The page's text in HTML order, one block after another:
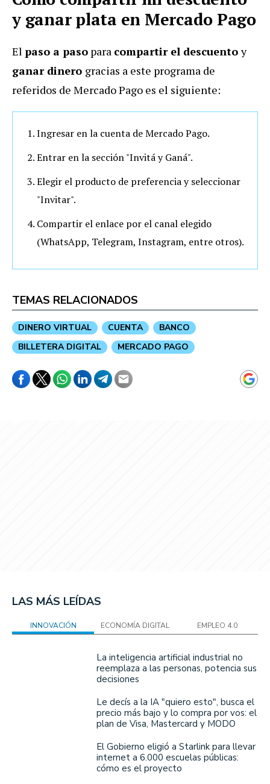
y ganar plata en Mercado Pago
El paso a paso para compartir el descuentoy
ganar dinero gracias a este programa de
referidos de Mercado Pago es el siguiente:
Ingresar en la cuenta de Mercado Pago.
Entrar en la sección "Invitá y Ganá".
Elegir el producto de preferencia y seleccionar
"Invitar".
Compartir el enlace por el canal elegido
(WhatsApp, Telegram, Instagram, entre otros).
TEMAS RELACIONADOS
DINERO VIRTUAL CUENTA
BANCO
BILLETERA DIGITAL
MERCADO PAGO
LAS MÁS LEÍDAS
INNOVACIÓN ECONOMÍA DIGITAL EMPLEO 4.0
La inteligencia artificial industrial no
reemplaza a las personas, potencia sus
decisiones
Le decís a la IA "quiero esto", busca el
precio más bajo y lo compra por vos: el
plan de Visa, Mastercard y MODO
El Gobierno eligió a Starlink para llevar
internet a 6.000 escuelas públicas:
cómo es el proyecto